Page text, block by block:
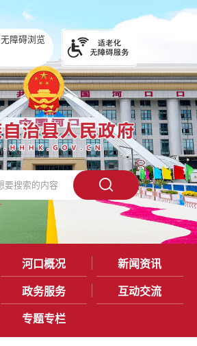
无障碍浏览
河口概况 新闻资讯
政务服务 互动交流
专题专栏